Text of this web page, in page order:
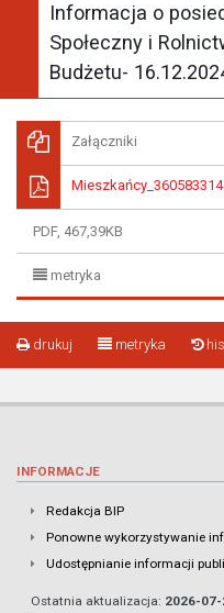
Informacja o
Społeczny i
Budżetu-
Załączniki
PDF, 467,39KB
metryka
drukuj metryka
INFORMACJE
Redakcja BIP
Ponowne wykorzystywanie
Udostępnianie informacji
Ostatnia aktualizacja: 2026-